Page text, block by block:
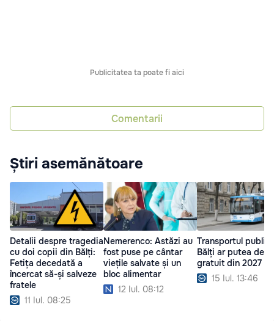
Publicitatea ta poate fi aici
Comentarii
Știri asemănătoare
Detalii despre tragedia
cu doi copii din Bălți:
Fetița decedată a
încercat să-și salveze
fratele
11 Iul. 08:25
Nemerenco: Astăzi au
fost puse pe cântar
viețile salvate și un
bloc alimentar
12 Iul. 08:12
Transportul public
Bălți ar putea
gratuit din 2027
15 Iul. 13:46